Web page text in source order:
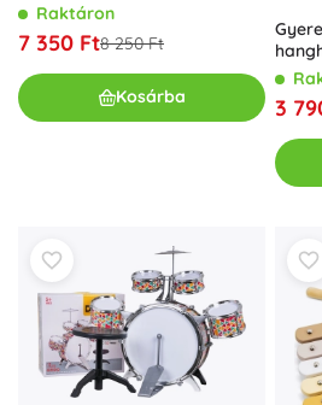
Raktáron
7 350 Ft8 250 Ft
Kosárba 3